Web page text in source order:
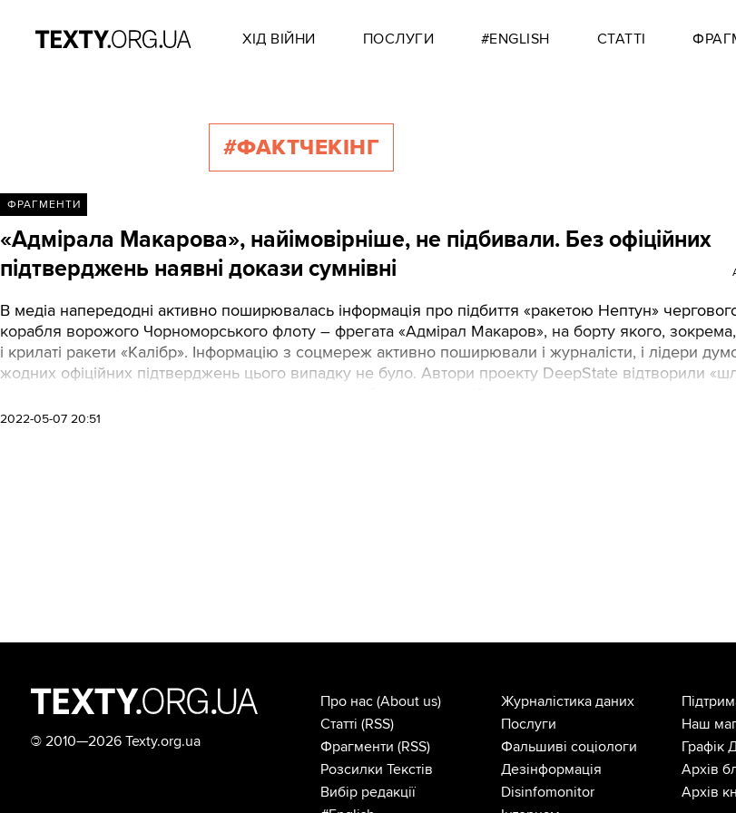
ХІД ВІЙНИ ПОСЛУГИ #ENGLISH СТАТТІ
#ФАКТЧЕКІНГ
ФРАГМЕНТИ
«Адмірала Макарова», найімовірніше, не підбивали. Без офіційних
підтверджень наявні докази сумнівні
В медіа напередодні активно поширювалась інформація про підбиття «ракетою Нептун»
корабля ворожого Чорноморського флоту – фрегата «Адмірал Макаров», на борту якого,
і крилаті ракети «Калібр». Інформацію з соцмереж активно поширювали і журналісти, і лідери
жодних офіційних підтверджень цього випадку не було. Автори проекту DeepState відтворили
2022-05-07 20:51
© 2010—2026 Texty.org.ua
Про нас (About us)
Статті (RSS)
Фрагменти (RSS)
Розсилки Текстів
Вибір редакції
Журналістика даних
Послуги
Фальшиві соціологи
Дезінформація
Disinfomonitor
Наш
Графік
Архів
Архів